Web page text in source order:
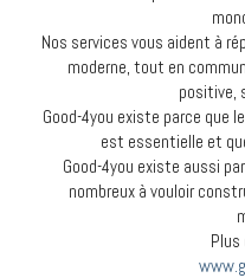
Nos services vous aident à
moderne, tout en
positive,
Good-4you existe parce que
est essentielle et
Good-4you existe aussi
nombreux à vouloir
Plus